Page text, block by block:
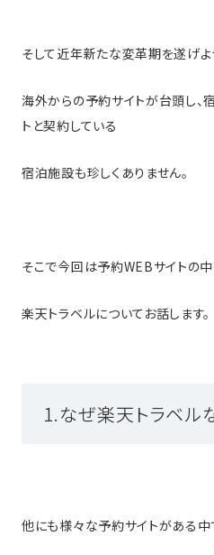
そして近年新たな変革期を遂げよ
海外からの予約サイトが台頭し、
トと契約している
宿泊施設も珍しくありません。
そこで今回は予約WEBサイトの中
楽天トラベルについてお話します。
1.なぜ楽天トラベル
他にも様々な予約サイトがある